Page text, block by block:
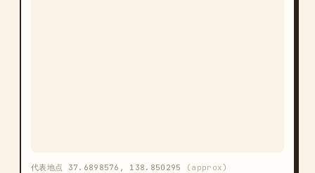
代表地点 37.6898576, 138.850295 (approx)